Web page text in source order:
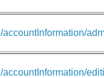
/accountInformation/
/accountInformation/